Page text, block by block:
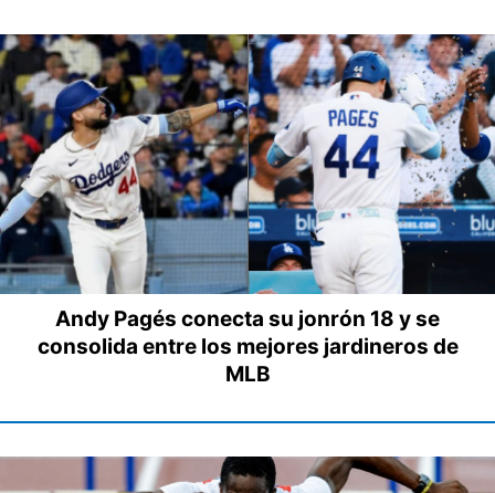
Andy Pagés conecta su jonrón 18 y se
consolida entre los mejores jardineros de
MLB